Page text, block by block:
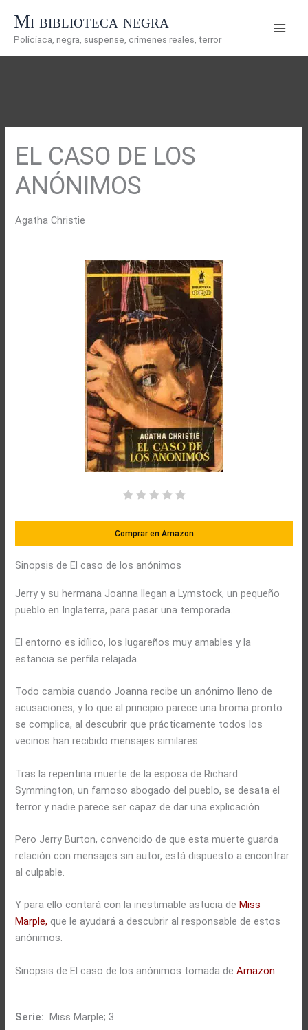
contenido
Mi biblioteca negra
Policíaca, negra, suspense, crímenes reales, terror
EL CASO DE LOS
ANÓNIMOS
Agatha Christie
Comprar en Amazon
Sinopsis de El caso de los anónimos
Jerry y su hermana Joanna llegan a Lymstock, un pequeño
pueblo en Inglaterra, para pasar una temporada.
El entorno es idílico, los lugareños muy amables y la
estancia se perfila relajada.
Todo cambia cuando Joanna recibe un anónimo lleno de
acusaciones, y lo que al principio parece una broma pronto
se complica, al descubrir que prácticamente todos los
vecinos han recibido mensajes similares.
Tras la repentina muerte de la esposa de Richard
Symmington, un famoso abogado del pueblo, se desata el
terror y nadie parece ser capaz de dar una explicación.
Pero Jerry Burton, convencido de que esta muerte guarda
relación con mensajes sin autor, está dispuesto a encontrar
al culpable.
Y para ello contará con la inestimable astucia de Miss
Marple, que le ayudará a descubrir al responsable de estos
anónimos.
Sinopsis de El caso de los anónimos tomada deAmazon
Serie: Miss Marple; 3